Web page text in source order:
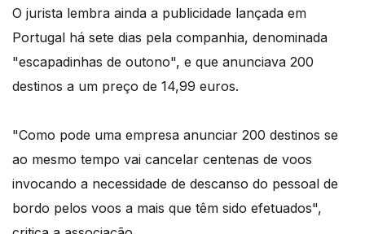
O jurista lembra ainda a publicidade lançada em
Portugal há sete dias pela companhia, denominada
"escapadinhas de outono", e que anunciava 200
destinos a um preço de 14,99 euros.
"Como pode uma empresa anunciar 200 destinos se
ao mesmo tempo vai cancelar centenas de voos
invocando a necessidade de descanso do pessoal de
bordo pelos voos a mais que têm sido efetuados",